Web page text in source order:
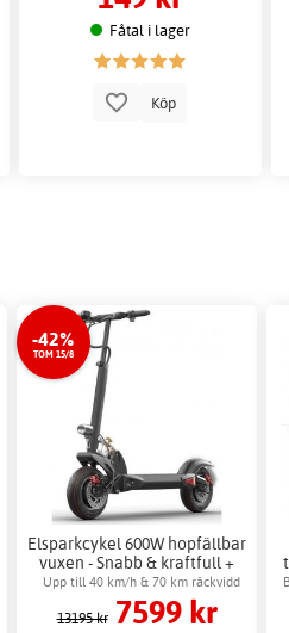
Fåtal i lager
Köp
-42%
TOM 15/8
Elsparkcykel 600W hopfällbar
vuxen - Snabb & kraftfull +
Låskätting
Upp till 40 km/h & 70 km räckvidd
13195 kr 7599 kr